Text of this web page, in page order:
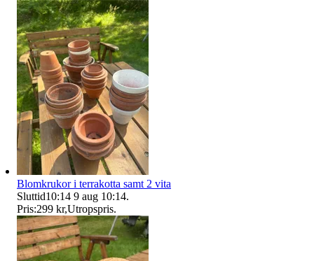
Blomkrukor i terrakotta samt 2 vita
Sluttid10:14 9 aug 10:14.
Pris:299 kr,Utropspris.